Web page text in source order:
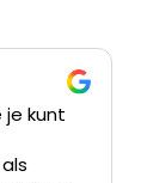
je kunt